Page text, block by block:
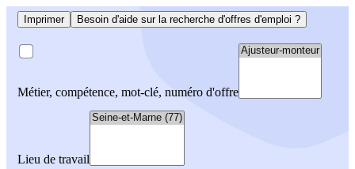
Imprimer Besoin d'aide sur la recherche d'offres d'emploi ?
Métier, compétence, mot-clé, numéro d'offre
Lieu de travail